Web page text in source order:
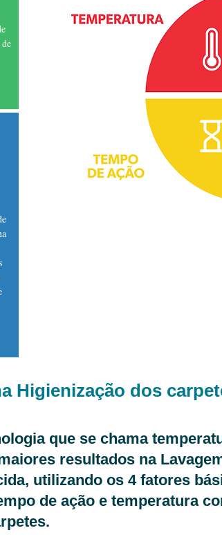
Higienização dos
que se chama
resultados na
utilizando os 4 fatores
de ação e temperatura